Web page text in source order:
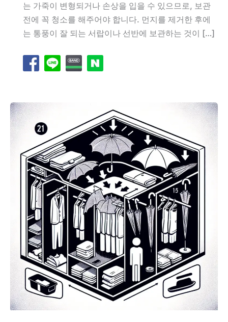
는 가죽이 변형되거나 손상을 입을 수 있으므로, 보관
전에 꼭 청소를 해주어야 합니다. 먼지를 제거한 후에
는 통풍이 잘 되는 서랍이나 선반에 보관하는 것이 […]